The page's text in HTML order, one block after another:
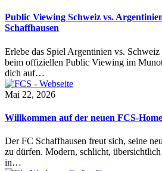
Public Viewing Schweiz vs.
Schaffhausen
Erlebe das Spiel Argentinien vs.
beim offiziellen Public Viewing im
dich auf…
Mai 22, 2026
Willkommen auf der neuen FCS-
Der FC Schaffhausen freut sich, seine
zu dürfen. Modern, schlicht,
in…